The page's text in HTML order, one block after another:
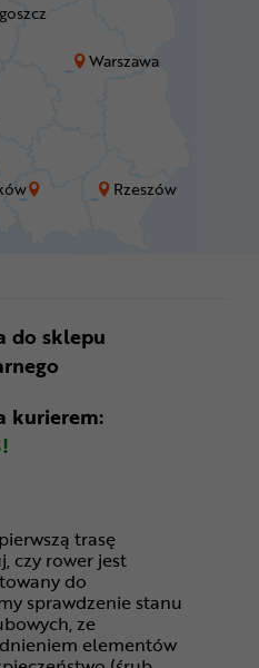
Rzeszów
Warszawa
do sklepu
kurierem:
trasę
czy rower jest
do
sprawdzenie stanu
ze
elementów